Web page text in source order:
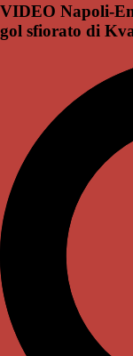
VIDEO Napoli-
gol sfiorato di